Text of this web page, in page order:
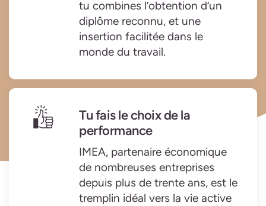
tu combines l’obtention d’un
diplôme reconnu, et une
insertion facilitée dans le
monde du travail.
Tu fais le choix de la
performance
IMEA, partenaire économique
de nombreuses entreprises
depuis plus de trente ans, est le
tremplin idéal vers la vie active